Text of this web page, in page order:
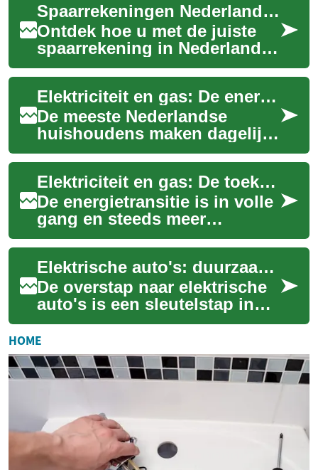
Spaarrekeningen Nederland 2025: Slim sparen en kiezen
Ontdek hoe u met de juiste
spaarrekening in Nederland
veilig geld opbouwt en meer
rendement haalt. Deze gids
vergelij...
Elektriciteit en gas: De energiebronnen van het moderne huishouden
De meeste Nederlandse
huishoudens maken dagelijks
gebruik van elektriciteit en
gas zonder er veel bij stil te
staan. ...
Elektriciteit en gas: De toekomst van duurzame energie in huis
De energietransitie is in volle
gang en steeds meer
huishoudens stappen over op
duurzame energiebronnen.
Maar wat zij...
Elektrische auto's: duurzaam vervoer voor Nederland
De overstap naar elektrische
auto's is een sleutelstap in
het verduurzamen van
mobiliteit in Nederland. Met
een groei...
HOME